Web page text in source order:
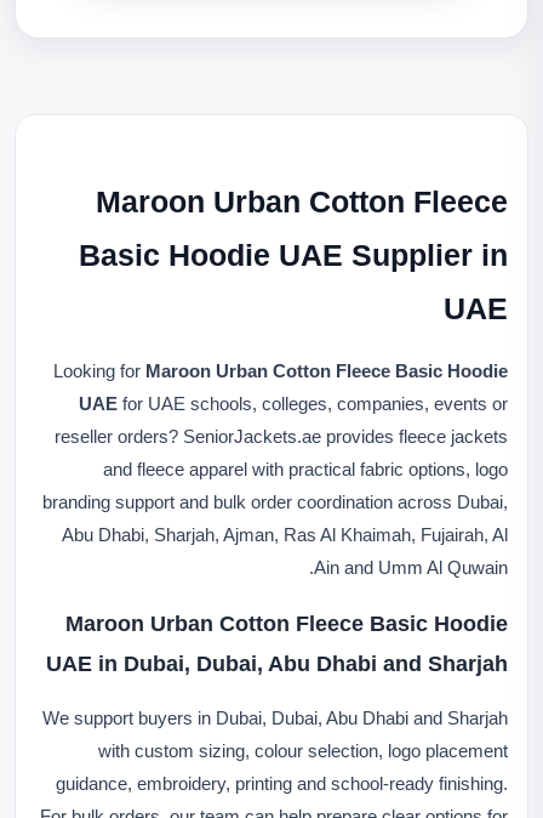
Maroon Urban Cotton Fleece
Basic Hoodie UAE Supplier in
UAE
Looking for Maroon Urban Cotton Fleece Basic Hoodie
UAE for UAE schools, colleges, companies, events or
reseller orders? SeniorJackets.ae provides fleece jackets
and fleece apparel with practical fabric options, logo
branding support and bulk order coordination across Dubai,
Abu Dhabi, Sharjah, Ajman, Ras Al Khaimah, Fujairah, Al
Ain and Umm Al Quwain.
Maroon Urban Cotton Fleece Basic Hoodie
UAE in Dubai, Dubai, Abu Dhabi and Sharjah
We support buyers in Dubai, Dubai, Abu Dhabi and Sharjah
with custom sizing, colour selection, logo placement
guidance, embroidery, printing and school-ready finishing.